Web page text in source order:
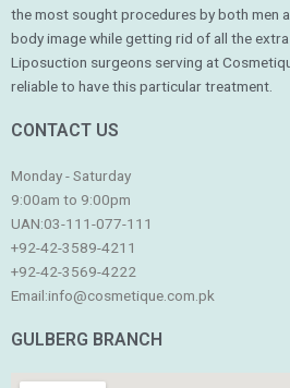
the most sought procedures by both men
body image while getting rid of all the
Liposuction surgeons serving at
reliable to have this particular treatment.
CONTACT US
Monday - Saturday
9:00am to 9:00pm
UAN:03-111-077-111
+92-42-3589-4211
+92-42-3569-4222
Email:info@cosmetique.com.pk
GULBERG BRANCH